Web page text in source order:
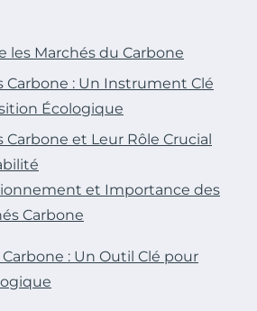
les Marchés du Carbone
Carbone : Un Instrument Clé
Écologique
Carbone et Leur Rôle Crucial
et Importance des
Carbone
: Un Outil Clé pour